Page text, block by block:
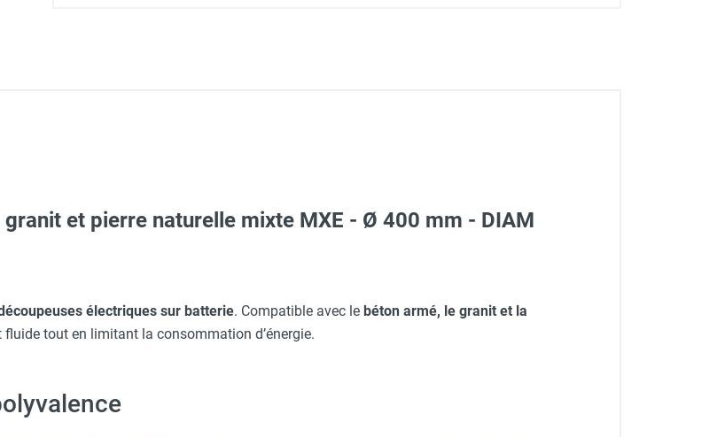
et pierre naturelle mixte MXE - Ø 400 mm - DIAM
électriques sur batterie. Compatible avec le béton armé, le granit et la
fluide tout en limitant la consommation d’énergie.